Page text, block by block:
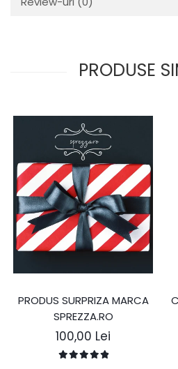
PRODUSE
PRODUS SURPRIZA MARCA
SPREZZA.RO
100,00 Lei